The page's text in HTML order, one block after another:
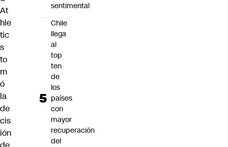
At
hle
tic
s
to
m
ó
la
de
cis
ión
sentimental
Chile
llega
al
top
ten
de
los
países
con
mayor
recuperación
del